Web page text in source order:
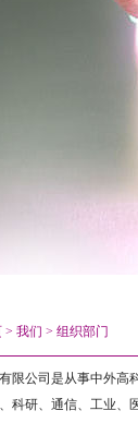
> 我们 > 组织部门
限公司是从事中外高
科研、通信、工业、